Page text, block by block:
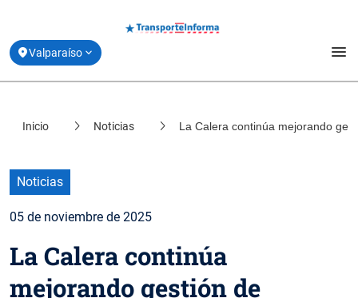
Valparaíso menu
Derribando Mitos
Centro de ayuda
Acerca de Transporte Informa
location_onSantiago
location_onCoquimbo
location_onBiobío
location_on Los Lagos
Inicio Noticias La Calera continúa mejorando
Noticias
05 de noviembre de 2025
La Calera continúa
mejorando gestión de